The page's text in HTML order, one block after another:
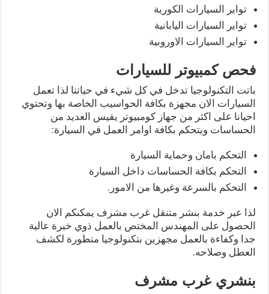
تواير السيارات الكورية
تواير السيارات اليابانية
تواير السيارات الاوروبية
فحص كمبيوتر للسيارات
باتت التكنولوجيا تدخل في كل شيء في حياتنا لذا تعمل
السيارات الان مجهزة بكافة الحواسيب الخاصة بها وتحتوي
احيانا على اكثر من جهاز كومبيوتر يقيس العديد من
الحساسات ويتحكم بكافة اوامر العمل في السيارة:
التحكم بامان وحماية السيارة
التحكم بكافة الحساسات داخل السيارة
التحكم بالسرعة وغيرها من الامور.
لذا عبر خدمة بنشر متنقل غرب مشرف يمكنكم الان
الحصول على المهندس المختص بالعمل ذوي خبرة عالية
جدا وكفاءة بالعمل مجهزين بتكنولوجيا متطورة لكشف
العطل وصلاحه.
بنشري غرب مشرف